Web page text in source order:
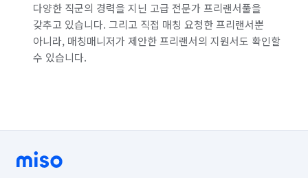
다양한 직군의 경력을 지닌 고급 전문가 프리랜서풀을
갖추고 있습니다. 그리고 직접 매칭 요청한 프리랜서뿐
아니라, 매칭매니저가 제안한 프리랜서의 지원서도 확인할
수 있습니다.